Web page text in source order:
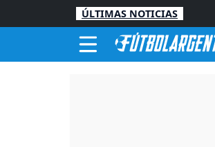
ÚLTIMAS NOTICIAS